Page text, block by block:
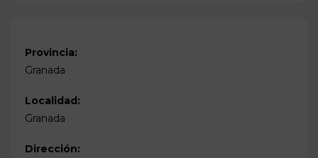
Provincia:
Granada
Localidad:
Granada
Dirección: